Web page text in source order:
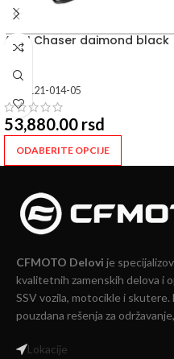
ARAI Chaser daimond black
121-014-05
53,880.00 rsd
ODABERITE OPCIJE
CFMOTO Delovi je
kvalitetnih zamenskih delova i
SSV vozila, motocikle i
pouzdana rešenja za
Lokacije